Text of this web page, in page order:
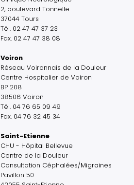
2, boulevard Tonnelle
37044 Tours
Tél. 02 47 47 37 23
Fax. 02 47 47 38 08
Voiron
Réseau Voironnais de la Douleur
Centre Hospitalier de Voiron
BP 208
38506 Voiron
Tél. 04 76 65 09 49
Fax. 04 76 32 45 34
Saint-Etienne
CHU - Hôpital Bellevue
Centre de la Douleur
Consultation Céphalées/Migraines
Pavillon 50